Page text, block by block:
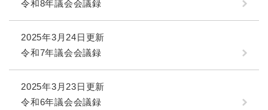
令和8年議会会議録
2025年3月24日更新
令和7年議会会議録
2025年3月23日更新
令和6年議会会議録